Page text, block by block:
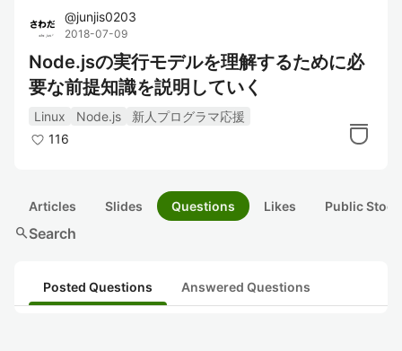
@junjis0203
2018-07-09
Node.jsの実行モデルを理解するために必
要な前提知識を説明していく
Linux Node.js
新人プログラマ応援
116
Articles Slides Questions Likes Public
searchSearch
Posted Questions Answered Questions